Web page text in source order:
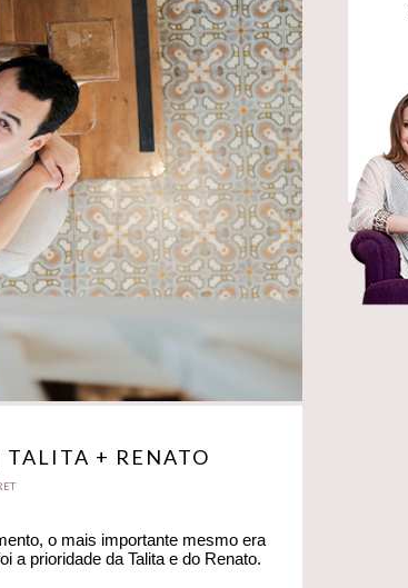
+ RENATO
o mais importante mesmo era
a prioridade da Talita e do Renato.